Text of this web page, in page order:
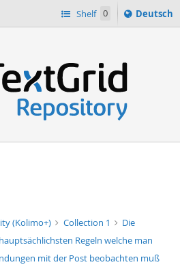
Shelf 0
Sprache
ï¿½ndern
Deutsch
(Kolimo+) Collection 1
Die
Regeln welche man
mit der Post beobachten muß